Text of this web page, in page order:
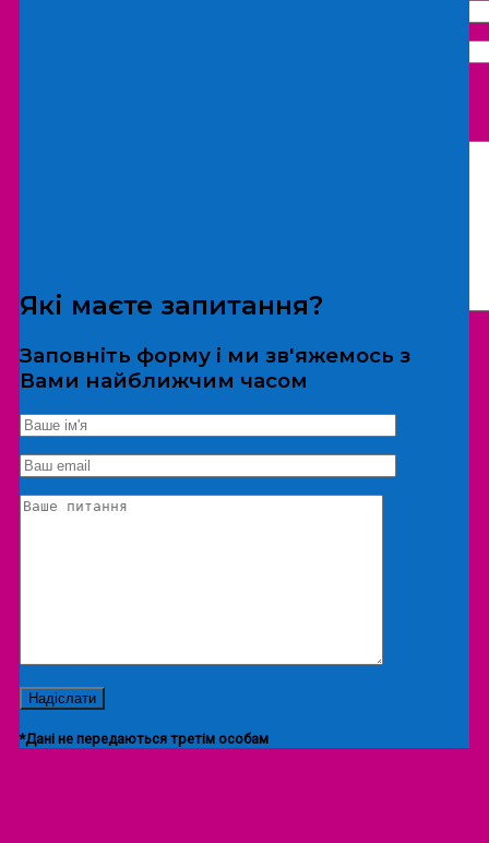
*Дані не передаються третім особам
Екскурсія/локація
Які маєте запитання?
Заповніть форму і ми зв'яжемось з
Вами найближчим часом
*Дані не передаються третім особам